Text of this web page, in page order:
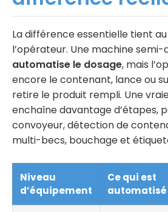
La différence essentielle tient
l’opérateur. Une machine
automatise le dosage, mais
encore le contenant, lance ou
retire le produit rempli. Une
enchaîne davantage d’étapes,
convoyeur, détection de
multi-becs, bouchage et
Niveau
d’équipement
Ce qui est
automatisé